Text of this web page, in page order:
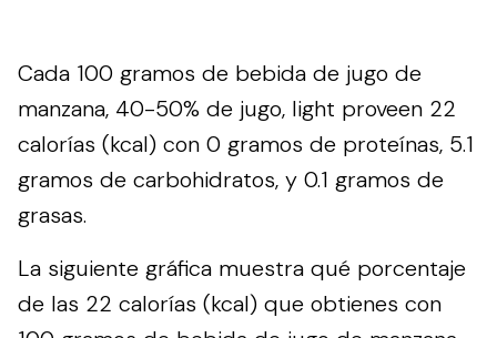
Cada 100 gramos de bebida de jugo de
manzana, 40-50% de jugo, light proveen 22
calorías (kcal) con 0 gramos de proteínas, 5.1
gramos de carbohidratos, y 0.1 gramos de
grasas.
La siguiente gráfica muestra qué porcentaje
de las 22 calorías (kcal) que obtienes con